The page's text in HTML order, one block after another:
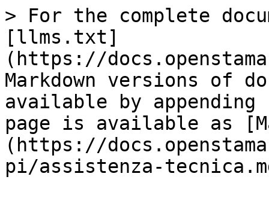
> For the complete
[llms.txt]
(https://
Markdown versions of
available by
page is available as
(https://
pi/assistenza-